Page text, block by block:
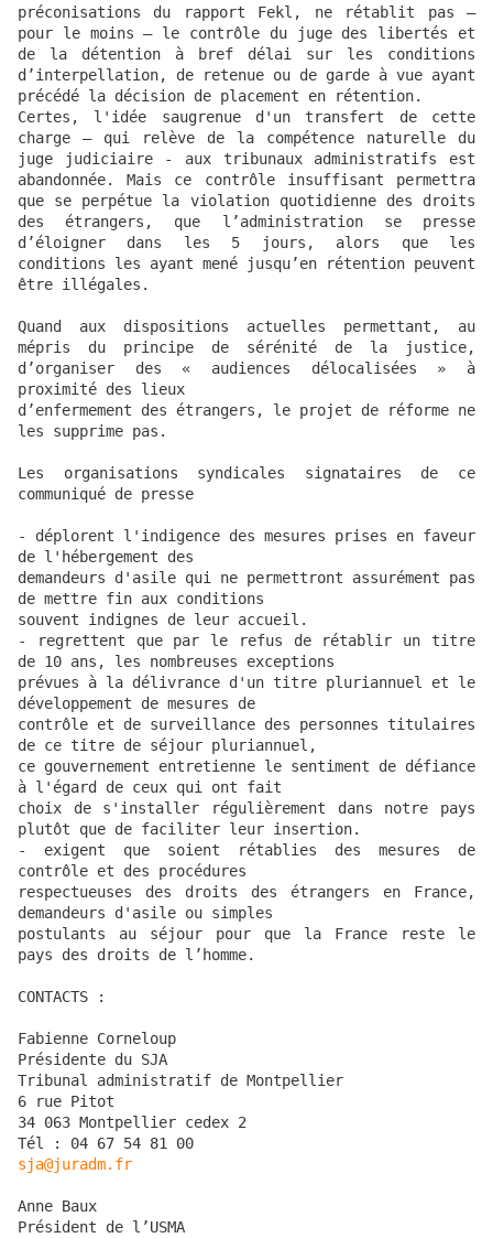
préconisations du rapport Fekl, ne rétablit pas –
pour le moins – le contrôle du juge des libertés et
de la détention à bref délai sur les conditions
d’interpellation, de retenue ou de garde à vue ayant
précédé la décision de placement en rétention.
Certes, l'idée saugrenue d'un transfert de cette
charge – qui relève de la compétence naturelle du
juge judiciaire - aux tribunaux administratifs est
abandonnée. Mais ce contrôle insuffisant permettra
que se perpétue la violation quotidienne des droits
des étrangers, que l’administration se presse
d’éloigner dans les 5 jours, alors que les
conditions les ayant mené jusqu’en rétention peuvent
être illégales.
Quand aux dispositions actuelles permettant, au
mépris du principe de sérénité de la justice,
d’organiser des « audiences délocalisées » à
proximité des lieux
d’enfermement des étrangers, le projet de réforme ne
les supprime pas.
Les organisations syndicales signataires de ce
communiqué de presse
- déplorent l'indigence des mesures prises en faveur
de l'hébergement des
demandeurs d'asile qui ne permettront assurément pas
de mettre fin aux conditions
souvent indignes de leur accueil.
- regrettent que par le refus de rétablir un titre
de 10 ans, les nombreuses exceptions
prévues à la délivrance d'un titre pluriannuel et le
développement de mesures de
contrôle et de surveillance des personnes titulaires
de ce titre de séjour pluriannuel,
ce gouvernement entretienne le sentiment de défiance
à l'égard de ceux qui ont fait
choix de s'installer régulièrement dans notre pays
plutôt que de faciliter leur insertion.
- exigent que soient rétablies des mesures de
contrôle et des procédures
respectueuses des droits des étrangers en France,
demandeurs d'asile ou simples
postulants au séjour pour que la France reste le
pays des droits de l’homme.
CONTACTS :
Fabienne Corneloup
Présidente du SJA
Tribunal administratif de Montpellier
6 rue Pitot
34 063 Montpellier cedex 2
sja@juradm.fr
Anne Baux
Président de l’USMA